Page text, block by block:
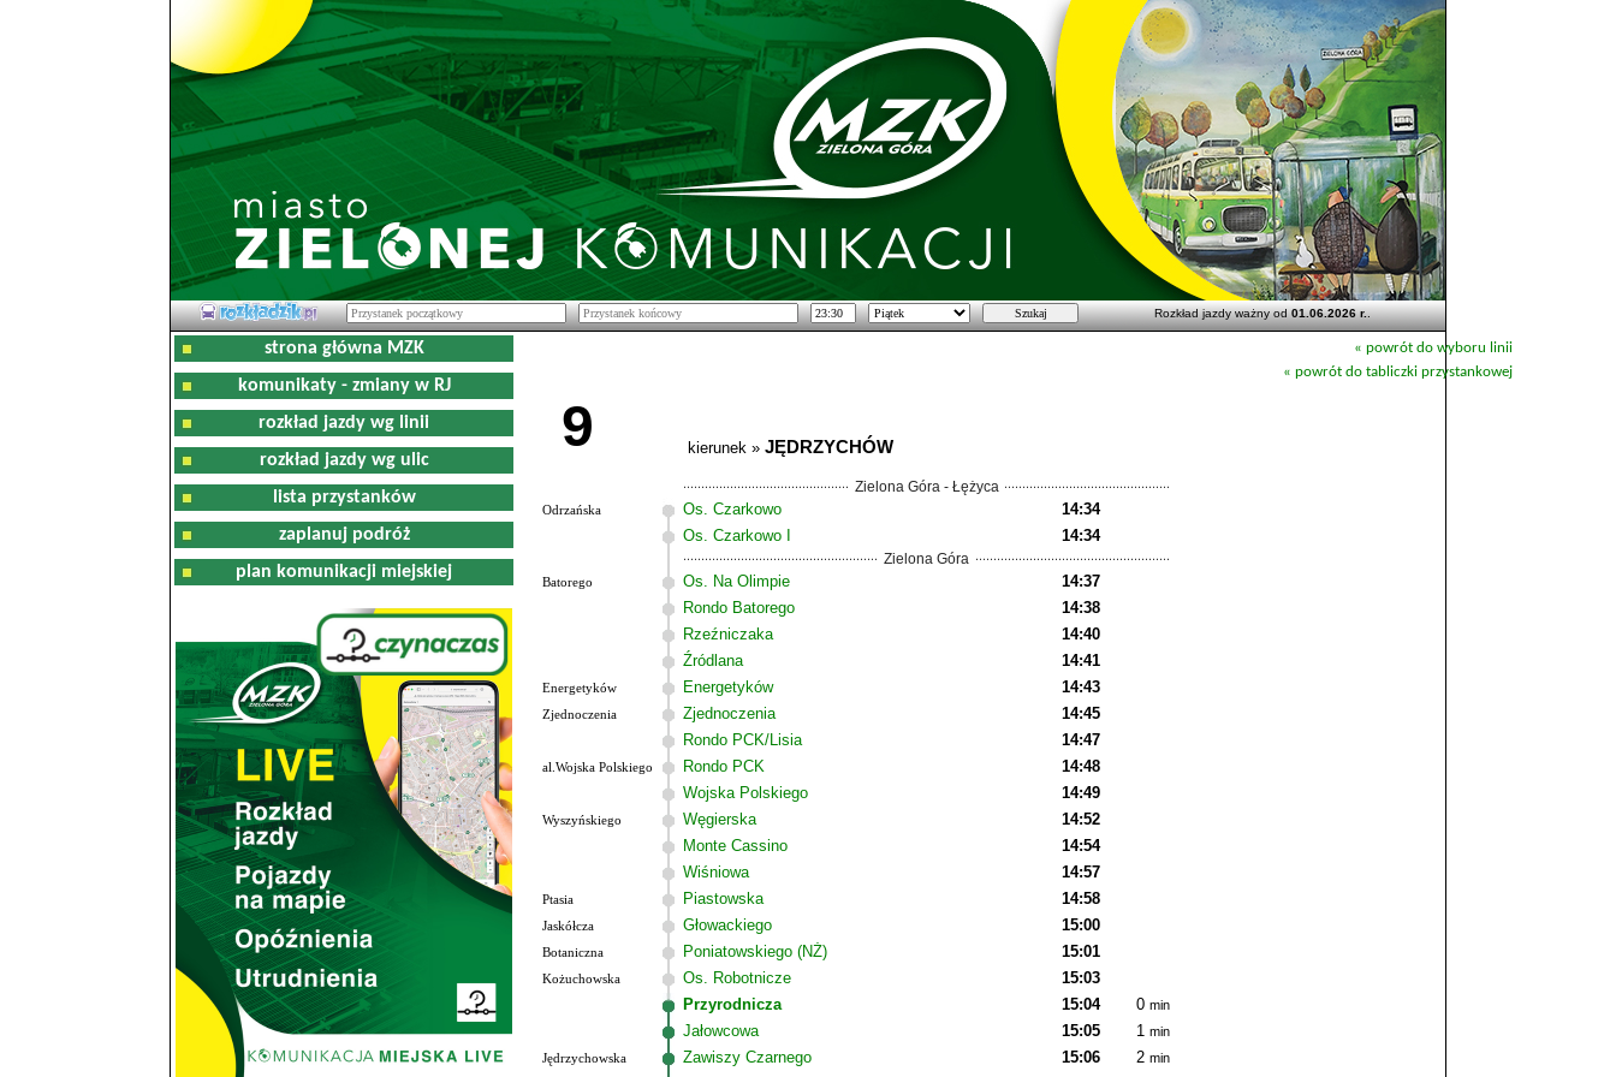
Rozkład jazdy ważny od01.06.2026 r..
strona główna MZK
komunikaty - zmiany w RJ
rozkład jazdy wg linii
rozkład jazdy wg ulic
lista przystanków
zaplanuj podróż
plan komunikacji miejskiej
« powrót do wyboru linii
« powrót do tabliczki przystankowej
9 kierunek » JĘDRZYCHÓW
Zielona Góra - Łężyca
Odrzańska Os. Czarkowo
14:34
Os. Czarkowo I
14:34
Zielona Góra
Batorego Os. Na Olimpie
14:37
Rondo Batorego
14:38
Rzeźniczaka
14:40
Źródlana
14:41
Energetyków Energetyków 14:43
Zjednoczenia Zjednoczenia
14:45
Rondo PCK/Lisia
14:47
al.Wojska Polskiego Rondo PCK
14:48
Wojska Polskiego
14:49
Wyszyńskiego Węgierska
14:52
Monte Cassino
14:54
Wiśniowa
14:57
Ptasia Piastowska 14:58
Jaskółcza Głowackiego 15:00
Botaniczna Poniatowskiego (NŻ) 15:01
Kożuchowska Os. Robotnicze
15:03
Przyrodnicza
15:04 0 min
Jałowcowa 15:05 1 min
Jędrzychowska
Zawiszy Czarnego 15:06 2 min